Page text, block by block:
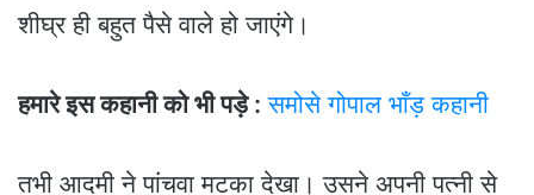
शीघ्र ही बहुत पैसे वाले हो जाएंगे।
हमारे इस कहानी को भी पड़े : समोसे गोपाल भाँड़ कहानी
तभी आदमी ने पांचवा मटका देखा। उसने अपनी पत्नी से